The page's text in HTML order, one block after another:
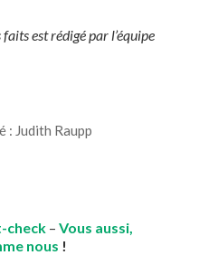
est rédigé par l’équipe
: Judith Raupp
check– Vous aussi,
nous !